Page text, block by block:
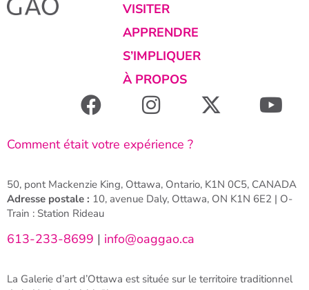
VISITER
APPRENDRE
S’IMPLIQUER
À PROPOS
Comment était votre expérience ?
50, pont Mackenzie King, Ottawa, Ontario, K1N 0C5, CANADA
Adresse postale : 10, avenue Daly, Ottawa, ON K1N 6E2 | O-
Train : Station Rideau
613-233-8699 | info@oaggao.ca
La Galerie d’art d’Ottawa est située sur le territoire traditionnel